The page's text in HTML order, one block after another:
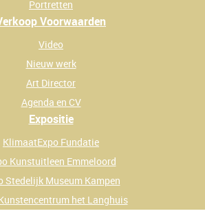
Portretten
Voorwaarden
Video
Nieuw werk
Art Director
Agenda en CV
Expositie
KlimaatExpo Fundatie
Kunstuitleen Emmeloord
Stedelijk Museum Kampen
het Langhuis